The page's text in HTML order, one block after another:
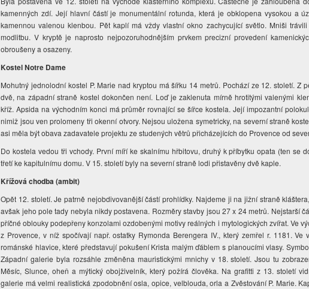
kamenných zdí. Její hlavní částí je monumentální rotunda, která je obklopena vysokou a
kamennou valenou klenbou. Pět kaplí má vždy vlastní okno zachycující světlo. Mniši
modlitbu. V kryptě je naprosto nejpozoruhodnějším prvkem precizní provedení
obroušeny a osazeny.
Kostel Notre Dame
Mohutný jednolodní kostel P. Marie nad kryptou má šířku 14 metrů. Pochází ze 12. století. Z
dvě, na západní straně kostel dokončen není. Loď je zaklenuta mírně hrotitými valenými
kříž. Apsida na východním konci má průměr rovnající se šířce kostela. Její impozantní
nimiž jsou ven prolomeny tři okenní otvory. Nejsou uložena symetricky, na severní straně
asi měla být obava zadavatele projektu ze studených větrů přicházejících do Provence od
Do kostela vedou tři vchody. První míří ke skalnímu hřbitovu, druhý k příbytku opata (ten se
třetí ke kapitulnímu domu. V 15. století byly na severní straně lodi přistavěny dvě kaple.
Křížová chodba (ambit)
Opět 12. století. Je patrně nejobdivovanější částí prohlídky. Najdeme ji na jižní straně
avšak jeho pole tady nebyla nikdy postavena. Rozměry stavby jsou 27 x 24 metrů. Nejstarší
příčné oblouky podepřeny konzolami ozdobenými motivy reálných i mytologických zvířat. Ve
z Provence, v níž spočívají např. ostatky Rymonda Berengera IV., který zemřel r. 1181. Ve
románské hlavice, které představují pokušení Krista malým ďáblem s planoucími vlasy.
Západní galerie byla rozsáhle změněna mauristickými mnichy v 18. století. Jsou tu
Měsíc, Slunce, oheň a mýtický obojživelník, který požírá člověka. Na grafitti z 13. století
galerie má velmi realistická zpodobnění osla, opice, velblouda, orla a Zvěstování P. Marie.